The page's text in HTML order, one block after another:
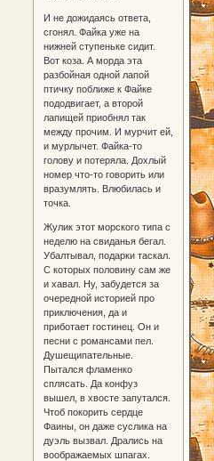
И не дожидаясь ответа,
сгонял. Файка уже на
нижней ступеньке сидит.
Вот коза. А морда эта
разбойная одной лапой
птичку поближе к Файке
пододвигает, а второй
лапищей приобнял так
между прочим. И мурчит ей,
и мурлычет. Файка-то
голову и потеряла. Дохлый
номер что-то говорить или
вразумлять. Влюбилась и
точка.
Жулик этот морского типа с
неделю на свиданья бегал.
Убалтывал, подарки таскал.
С которых половину сам же
и хавал. Ну, забудется за
очередной историей про
приключения, да и
приботает гостинец. Он и
песни с романсами пел.
Душещипательные.
Пытался фламенко
сплясать. Да конфуз
вышел, в хвосте запутался.
Чтоб покорить сердце
Фаины, он даже суслика на
дуэль вызвал. Дрались на
воображаемых шпагах.